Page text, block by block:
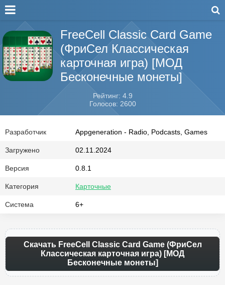
FreeCell Classic Card Game
(ФриСел Классическая
карточная игра) [МОД
Бесконечные монеты]
Рейтинг: 4.9
Голосов: 2600
Разработчик Appgeneration - Radio, Podcasts, Games
Загружено 02.11.2024
Версия 0.8.1
Категория Карточные
Система 6+
Скачать FreeCell Classic Card Game (ФриСел
Классическая карточная игра) [МОД
Бесконечные монеты]